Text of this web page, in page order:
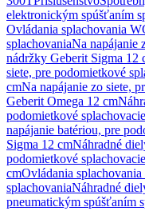
elektronickým spúšťaním
Ovládania splachovania
splachovaniaNa napájanie
nádržky Geberit Sigma 12
siete, pre podomietkové
cmNa napájanie zo siete,
Geberit Omega 12 cm
podomietkové
napájanie batériou, pre
Sigma 12 cmNáhradné
podomietkové
cmOvládania
splachovaniaNáhradné
pneumatickým spúšťaním